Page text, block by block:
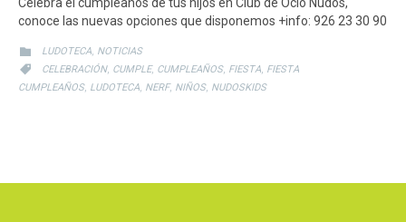
conoce las nuevas opciones que disponemos +info: 926 23 30 90
 CATEGORY
LUDOTECA, NOTICIAS

CATEGORY
CELEBRACIÓN, CUMPLE, CUMPLEAÑOS, FIESTA, FIESTA
CUMPLEAÑOS, LUDOTECA, NERF, NIÑOS, NUDOSKIDS